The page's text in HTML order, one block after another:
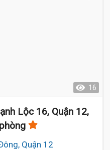
16
Lộc 16, Quận 12,
Quận 12